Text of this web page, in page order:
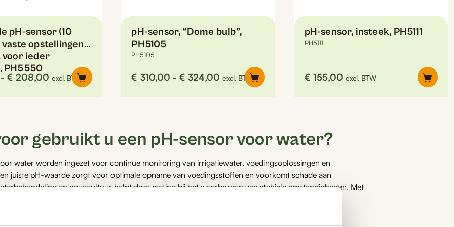
pH-sensor (10
opstellingen
voor ieder
PH5550
- € 208,00 Prijsklasse:
€194,00
tot
excl. BTW
pH-sensor, “Dome bulb”,
PH5105
PH5105
€ 310,00 - € 324,00 Prijsklasse:
€310,00
tot
excl. BTW
meerdere
Deze
optie
kan
op
pH-sensor, insteek, PH5111
PH5111
€ 155,00 excl. BTW
gebruikt u een pH-sensor voor water?
water worden ingezet voor continue monitoring van irrigatiewater, voedingsoplossingen en
juiste pH-waarde zorgt voor optimale opname van voedingsstoffen en voorkomt schade aan
en aquacultuur helpt deze meting bij het waarborgen van stabiele omstandigheden. Met